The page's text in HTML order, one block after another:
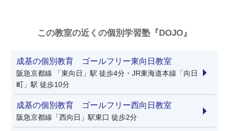
この教室の近くの個別学習塾『DOJO』
成基の個別教育 ゴールフリー東向日教室
阪急京都線 「東向日」駅 徒歩4分・JR東海道本線「向日
町」駅 徒歩10分
成基の個別教育 ゴールフリー西向日教室
阪急京都線「西向日」駅東口 徒歩2分